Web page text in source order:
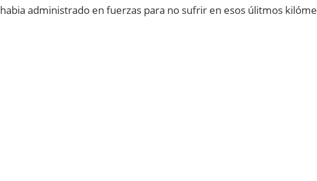
habia administrado en fuerzas para no sufrir en esos úlitmos